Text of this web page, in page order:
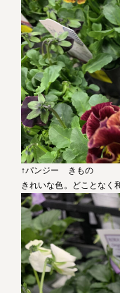
↑パンジー きもの
きれいな色。どことなく